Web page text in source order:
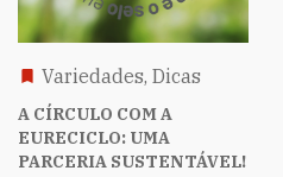
Variedades, Dicas
A CÍRCULO COM A
EURECICLO: UMA
PARCERIA SUSTENTÁVEL!